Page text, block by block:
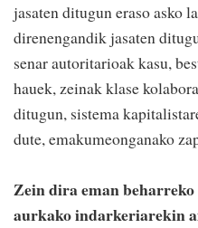
jasaten ditugun eraso asko
direnengandik jasaten
senar autoritarioak kasu,
hauek, zeinak klase
ditugun, sistema
dute, emakumeonganako
Zein dira eman
aurkako indarkeriarekin